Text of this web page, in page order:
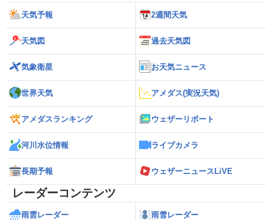
天気予報 2週間天気
天気図 過去天気図
気象衛星 お天気ニュース
世界天気 アメダス(実況天気)
アメダスランキング ウェザーリポート
河川水位情報 ライブカメラ
長期予報 ウェザーニュースLiVE
レーダーコンテンツ
雨雲レーダー 雨雪レーダー